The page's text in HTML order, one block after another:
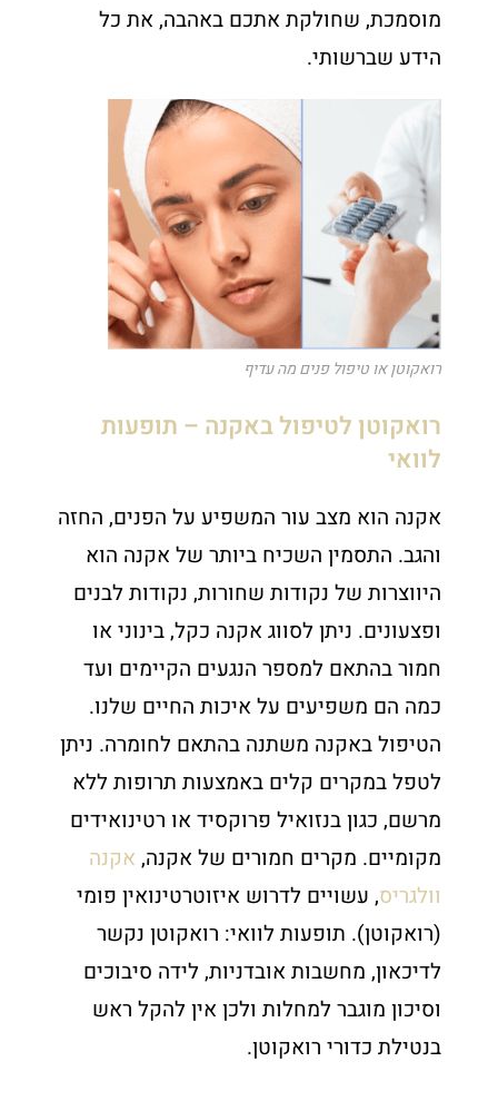
מוסמכת, שחולקת אתכם באהבה, את כל
הידע שברשותי.
רואקוטן או טיפול פנים מה עדיף
רואקוטן לטיפול באקנה – תופעות
לוואי
אקנה הוא מצב עור המשפיע על הפנים, החזה
והגב. התסמין השכיח ביותר של אקנה הוא
היווצרות של נקודות שחורות, נקודות לבנים
ופצעונים. ניתן לסווג אקנה כקל, בינוני או
חמור בהתאם למספר הנגעים הקיימים ועד
כמה הם משפיעים על איכות החיים שלנו.
הטיפול באקנה משתנה בהתאם לחומרה. ניתן
לטפל במקרים קלים באמצעות תרופות ללא
מרשם, כגון בנזואיל פרוקסיד או רטינואידים
מקומיים. מקרים חמורים של אקנה, אקנה
וולגריס, עשויים לדרוש איזוטרטינואין פומי
(רואקוטן). תופעות לוואי: רואקוטן נקשר
לדיכאון, מחשבות אובדניות, לידה סיבוכים
וסיכון מוגבר למחלות ולכן אין להקל ראש
בנטילת כדורי רואקוטן.